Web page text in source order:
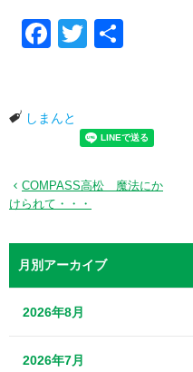
FacebookTwitter
しまんと
COMPASS高松 魔法にか
けられて・・・
月別アーカイブ
2026年8月
2026年7月